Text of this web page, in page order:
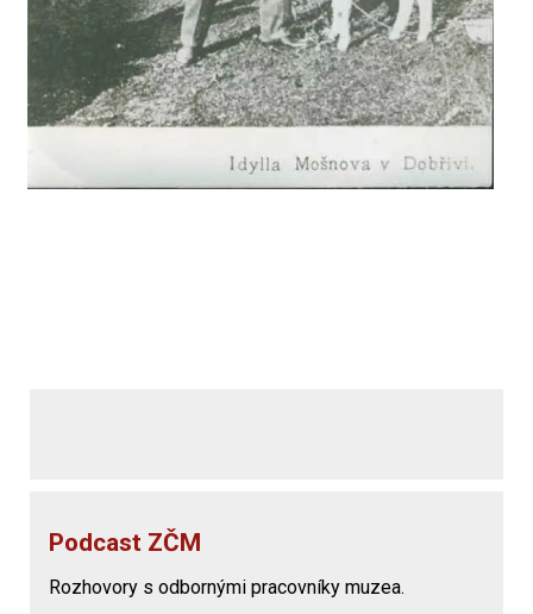
Podcast ZČM
Rozhovory s odbornými pracovníky muzea.